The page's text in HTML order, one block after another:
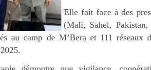
Elle fait face à des
(Mali, Sahel,
au camp de M’Bera et 111 réseaux